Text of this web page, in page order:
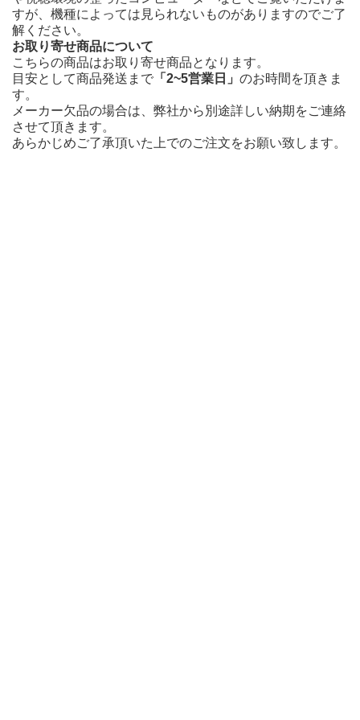
すが、機種によっては見られないものがありますのでご了
解ください。
お取り寄せ商品について
こちらの商品はお取り寄せ商品となります。
目安として商品発送まで 「2~5営業日」 のお時間を頂きま
す。
メーカー欠品の場合は、弊社から別途詳しい納期をご連絡
させて頂きます。
あらかじめご了承頂いた上でのご注文をお願い致します。